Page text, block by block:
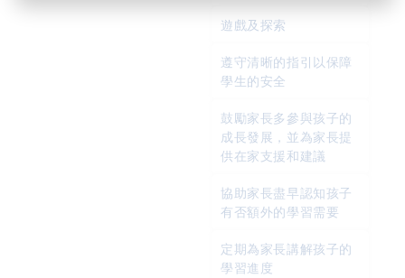
遊戲及探索
遵守清晰的指引以保障
學生的安全
鼓勵家長多參與孩子的
成長發展，並為家長提
供在家支援和建議
協助家長盡早認知孩子
有否額外的學習需要
定期為家長講解孩子的
學習進度